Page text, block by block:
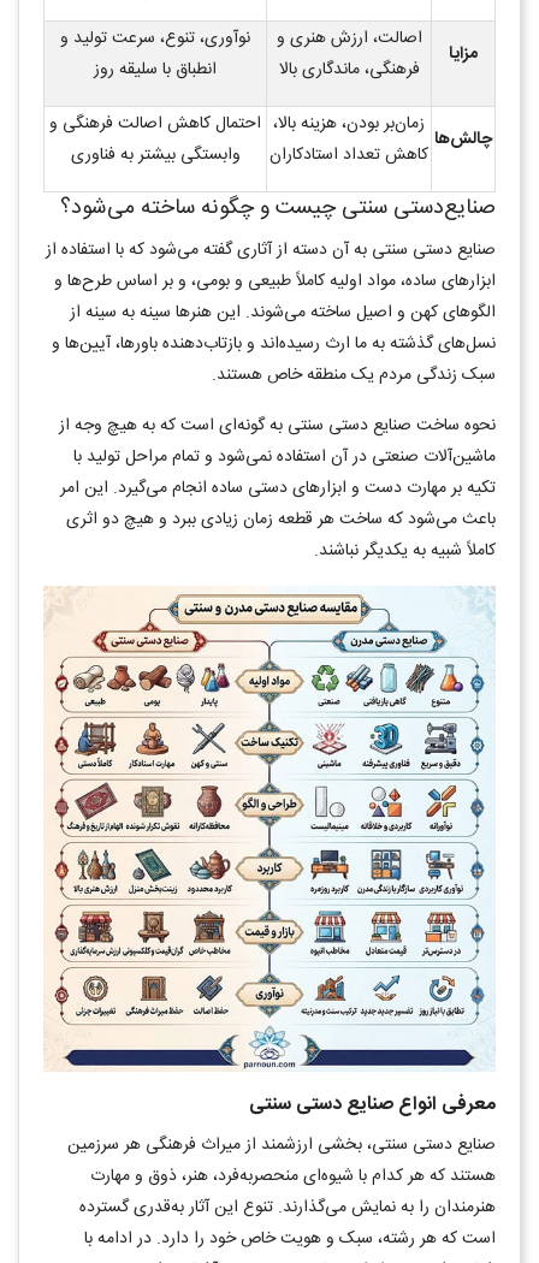
مزایا
اصالت، ارزش هنری و
فرهنگی، ماندگاری بالا
نوآوری، تنوع، سرعت تولید و
انطباق با سلیقه روز
چالش‌ها
زمان‌بر بودن، هزینه بالا،
کاهش تعداد استادکاران
احتمال کاهش اصالت فرهنگی و
وابستگی بیشتر به فناوری
صنایع‌دستی سنتی چیست و چگونه ساخته می‌شود؟
صنایع دستی سنتی به آن دسته از آثاری گفته می‌شود که با استفاده از
ابزارهای ساده، مواد اولیه کاملاً طبیعی و بومی، و بر اساس طرح‌ها و
الگوهای کهن و اصیل ساخته می‌شوند. این هنرها سینه به سینه از
نسل‌های گذشته به ما ارث رسیده‌اند و بازتاب‌دهنده باورها، آیین‌ها و
سبک زندگی مردم یک منطقه خاص هستند.
نحوه ساخت صنایع دستی سنتی به گونه‌ای است که به هیچ وجه از
ماشین‌آلات صنعتی در آن استفاده نمی‌شود و تمام مراحل تولید با
تکیه بر مهارت دست و ابزارهای دستی ساده انجام می‌گیرد. این امر
باعث می‌شود که ساخت هر قطعه زمان زیادی ببرد و هیچ دو اثری
کاملاً شبیه به یکدیگر نباشند.
معرفی انواع صنایع دستی سنتی
صنایع دستی سنتی، بخشی ارزشمند از میراث فرهنگی هر سرزمین
هستند که هر کدام با شیوه‌ای منحصربه‌فرد، هنر، ذوق و مهارت
هنرمندان را به نمایش می‌گذارند. تنوع این آثار به‌قدری گسترده
است که هر رشته، سبک و هویت خاص خود را دارد. در ادامه با